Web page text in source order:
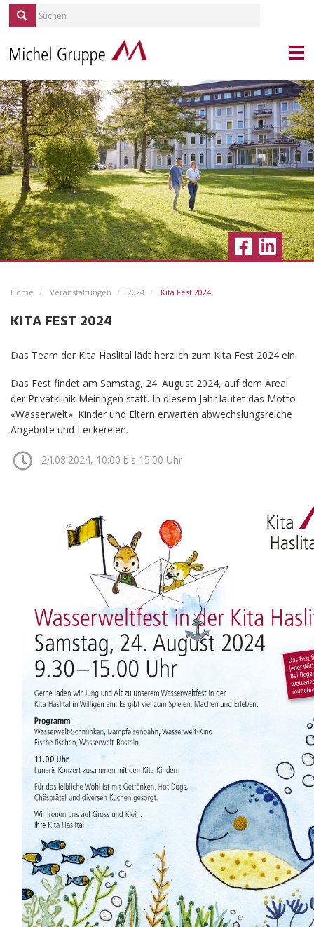
KONTAKT
PORTRAIT
MICHEL SERVICES
REPORTAGEN
QUELLE/ALP
KARRIERE
IMMOBILIEN
BLICKPUNKT GESUNDHEIT
UNTERLAGEN
Home Veranstaltungen 2024 Kita Fest 2024
KITA FEST 2024
Das Team der Kita Haslital lädt herzlich zum Kita Fest 2024 ein.
Das Fest findet am Samstag, 24. August 2024, auf dem Areal
der Privatklinik Meiringen statt. In diesem Jahr lautet das Motto
«Wasserwelt». Kinder und Eltern erwarten abwechslungsreiche
Angebote und Leckereien.
24.08.2024, 10:00 bis 15:00 Uhr